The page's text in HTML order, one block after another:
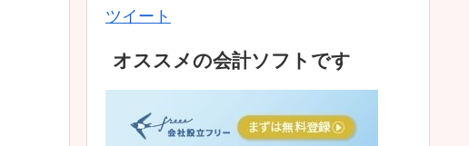
ツイート
オススメの会計ソフトです